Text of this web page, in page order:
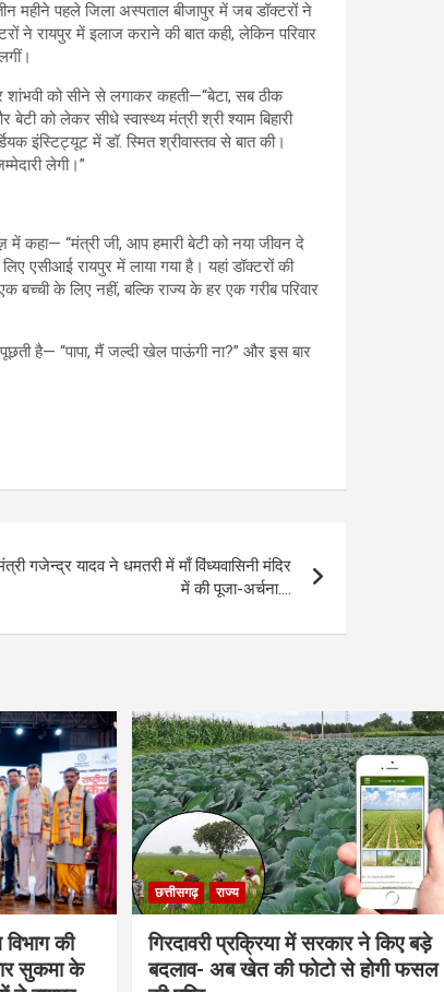
महीने पहले जिला अस्पताल बीजापुर में जब डॉक्टरों ने
ने रायपुर में इलाज कराने की बात कही, लेकिन परिवार
शांभवी को सीने से लगाकर कहती—“बेटा, सब ठीक
को लेकर सीधे स्वास्थ्य मंत्री श्री श्याम बिहारी
इंस्टिट्यूट में डॉ. स्मित श्रीवास्तव से बात की।
लेगी।”
कहा— “मंत्री जी, आप हमारी बेटी को नया जीवन दे
एसीआई रायपुर में लाया गया है। यहां डॉक्टरों की
के लिए नहीं, बल्कि राज्य के हर एक गरीब परिवार
है— “पापा, मैं जल्दी खेल पाऊंगी ना?” और इस बार
गजेन्द्र यादव ने धमतरी में माँ विंध्यवासिनी मंदिर
में की पूजा-अर्चना….
की
सुकमा के
छत्तीसगढ़ राज्य
गिरदावरी प्रक्रिया में सरकार ने किए बड़े
बदलाव- अब खेत की फोटो से होगी फसल